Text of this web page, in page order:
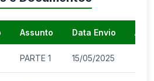
Assunto Data Envio
PARTE 1 15/05/2025